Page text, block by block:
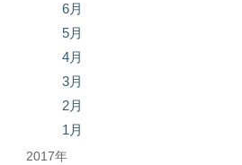
6月
5月
4月
3月
2月
1月
2017年